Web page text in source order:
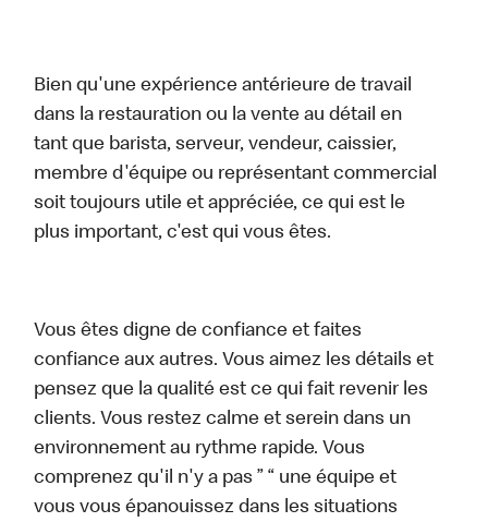
Bien qu'une expérience antérieure de travail
dans la restauration ou la vente au détail en
tant que barista, serveur, vendeur, caissier,
membre d'équipe ou représentant commercial
soit toujours utile et appréciée, ce qui est le
plus important, c'est qui vous êtes.
Vous êtes digne de confiance et faites
confiance aux autres. Vous aimez les détails et
pensez que la qualité est ce qui fait revenir les
clients. Vous restez calme et serein dans un
environnement au rythme rapide. Vous
comprenez qu'il n'y a pas ” “ une équipe et
vous vous épanouissez dans les situations